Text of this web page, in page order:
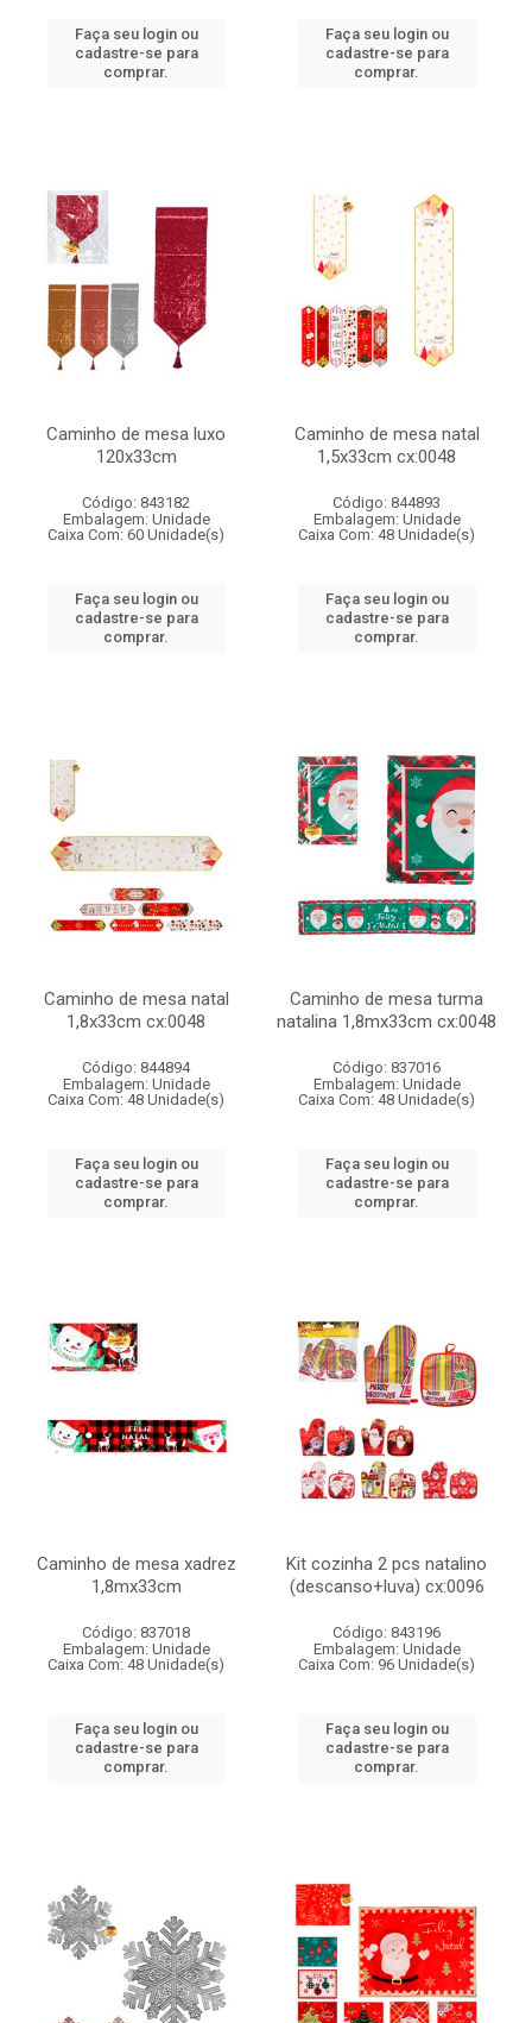
Faça seu login ou
cadastre-se para
comprar.
Faça seu login ou
cadastre-se para
comprar.
Caminho de mesa luxo
120x33cm
Código: 843182
Embalagem: Unidade
Caixa Com: 60 Unidade(s)
Faça seu login ou
cadastre-se para
comprar.
Caminho de mesa natal
1,5x33cm cx:0048
Código: 844893
Embalagem: Unidade
Caixa Com: 48 Unidade(s)
Faça seu login ou
cadastre-se para
comprar.
Caminho de mesa natal
1,8x33cm cx:0048
Código: 844894
Embalagem: Unidade
Caixa Com: 48 Unidade(s)
Faça seu login ou
cadastre-se para
comprar.
Caminho de mesa turma
natalina 1,8mx33cm cx:0048
Código: 837016
Embalagem: Unidade
Caixa Com: 48 Unidade(s)
Faça seu login ou
cadastre-se para
comprar.
Caminho de mesa xadrez
1,8mx33cm
Código: 837018
Embalagem: Unidade
Caixa Com: 48 Unidade(s)
Faça seu login ou
cadastre-se para
comprar.
Kit cozinha 2 pcs natalino
(descanso+luva) cx:0096
Código: 843196
Embalagem: Unidade
Caixa Com: 96 Unidade(s)
Faça seu login ou
cadastre-se para
comprar.